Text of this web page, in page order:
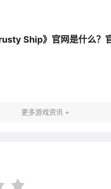
Ship》官网是什么？
更多游戏资讯 +